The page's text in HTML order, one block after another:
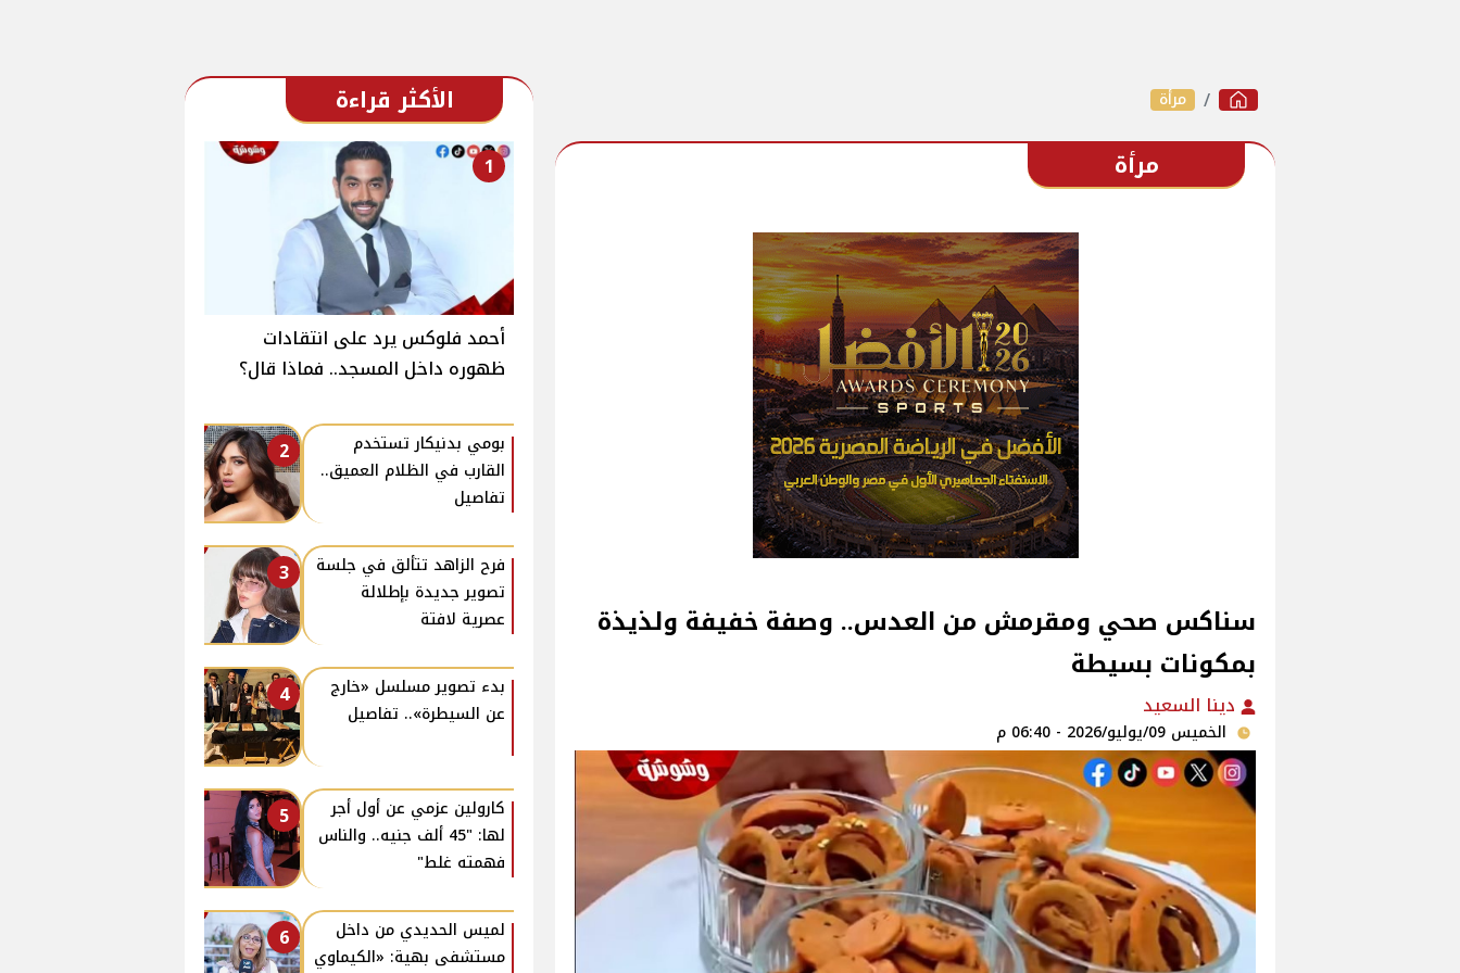
مرأة
مرأة
سناكس صحي ومقرمش من العدس.. وصفة خفيفة ولذيذة
بمكونات بسيطة
دينا السعيد
الخميس 09/يوليو/2026 - 06:40 م
الأكثر قراءة
1
أحمد فلوكس يرد على انتقادات
ظهوره داخل المسجد.. فماذا قال؟
2
بومي بدنيكار تستخدم
القارب في الظلام العميق..
تفاصيل
3
فرح الزاهد تتألق في جلسة
تصوير جديدة بإطلالة
عصرية لافتة
4
بدء تصوير مسلسل «خارج
عن السيطرة».. تفاصيل
5
كارولين عزمي عن أول أجر
لها: "45 ألف جنيه.. والناس
فهمته غلط"
6
لميس الحديدي من داخل
مستشفى بهية: «الكيماوي